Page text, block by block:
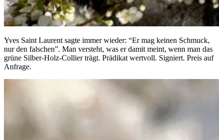
Yves Saint Laurent sagte immer wieder: “Er mag keinen Schmuck,
nur den falschen”. Man versteht, was er damit meint, wenn man das
grüne Silber-Holz-Collier trägt. Prädikat wertvoll. Signiert. Preis auf
Anfrage.